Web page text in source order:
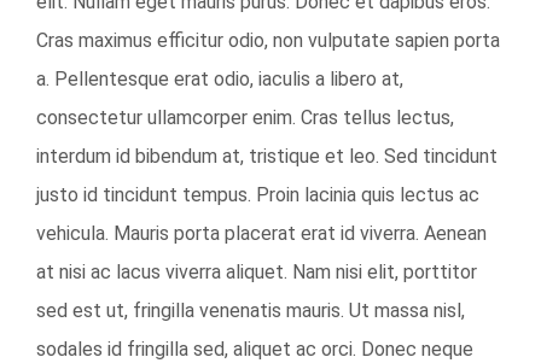
Cras maximus efficitur odio, non vulputate sapien porta
a. Pellentesque erat odio, iaculis a libero at,
consectetur ullamcorper enim. Cras tellus lectus,
interdum id bibendum at, tristique et leo. Sed tincidunt
justo id tincidunt tempus. Proin lacinia quis lectus ac
vehicula. Mauris porta placerat erat id viverra. Aenean
at nisi ac lacus viverra aliquet. Nam nisi elit, porttitor
sed est ut, fringilla venenatis mauris. Ut massa nisl,
sodales id fringilla sed, aliquet ac orci. Donec neque